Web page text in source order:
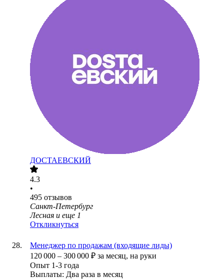
ДОСТАЕВСКИЙ
4.3
•
495 отзывов
Санкт-Петербург
Лесная и еще 1
Откликнуться
Менеджер по продажам (входящие лиды)
120 000 – 300 000 ₽ за месяц, на руки
Опыт 1-3 года
Выплаты: Два раза в месяц